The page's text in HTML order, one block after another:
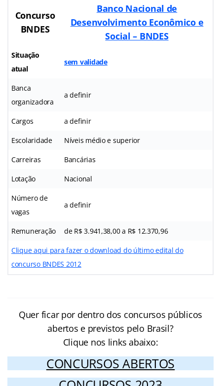
Concurso
BNDES
Banco Nacional de
Desenvolvimento Econômico e
Social – BNDES
Situação
atual
sem validade
Banca
organizadora
a definir
Cargos a definir
Escolaridade Níveis médio e superior
Carreiras Bancárias
Lotação Nacional
Número de
vagas
a definir
Remuneração de R$ 3.941,38,00 a R$ 12.370,96
Clique aqui para fazer o download do último edital do
concurso BNDES 2012
Quer ficar por dentro dos concursos públicos
abertos e previstos pelo Brasil?
Clique nos links abaixo:
CONCURSOS ABERTOS